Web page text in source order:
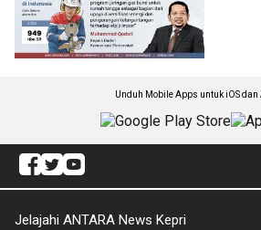
Unduh Mobile Apps untuk iOS dan
Jelajahi ANTARA News Kepri